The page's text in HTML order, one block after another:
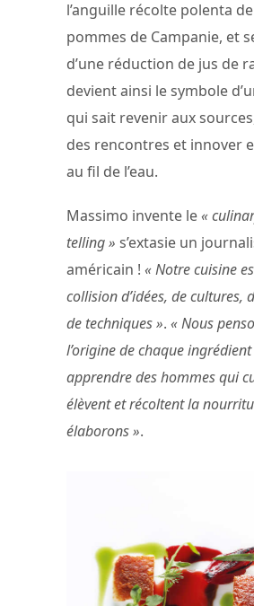
l’anguille récolte polenta
pommes de Campanie, et
d’une réduction de jus de
devient ainsi le symbole
qui sait revenir aux
des rencontres et innover
au fil de l’eau.
Massimo invente le«
telling » s’extasie un
américain ! « Notre cuisine
collision d’idées, de cultures,
de techniques ». « Nous
l’origine de chaque
apprendre des hommes qui
élèvent et récoltent la
élaborons ».